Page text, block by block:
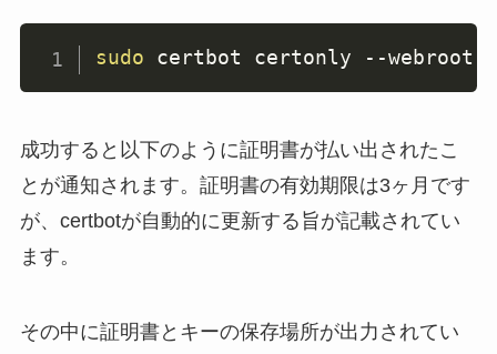
sudo certbot certonly --webroot
成功すると以下のように証明書が払い出されたこ
とが通知されます。証明書の有効期限は3ヶ月です
が、certbotが自動的に更新する旨が記載されてい
ます。
その中に証明書とキーの保存場所が出力されてい